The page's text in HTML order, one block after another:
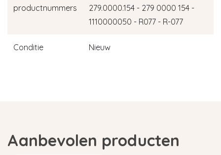
productnummers
279.0000.154 - 279 0000 154 -
1110000050 - R077 - R-077
Conditie Nieuw
Aanbevolen producten